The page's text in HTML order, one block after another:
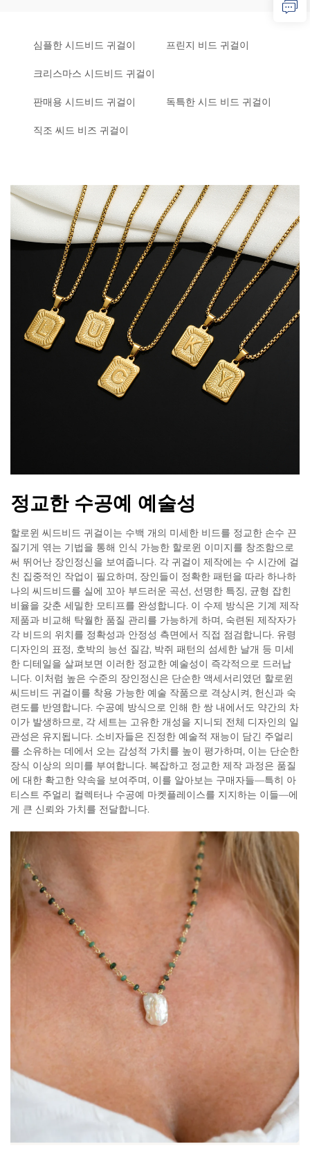
심플한 시드비드 귀걸이 프린지 비드 귀걸이
크리스마스 시드비드 귀걸이
판매용 시드비드 귀걸이 독특한 시드 비드 귀걸이
직조 씨드 비즈 귀걸이
정교한 수공예 예술성
할로윈 씨드비드 귀걸이는 수백 개의 미세한 비드를 정교한 손수 끈
질기게 엮는 기법을 통해 인식 가능한 할로윈 이미지를 창조함으로
써 뛰어난 장인정신을 보여줍니다. 각 귀걸이 제작에는 수 시간에 걸
친 집중적인 작업이 필요하며, 장인들이 정확한 패턴을 따라 하나하
나의 씨드비드를 실에 꼬아 부드러운 곡선, 선명한 특징, 균형 잡힌
비율을 갖춘 세밀한 모티프를 완성합니다. 이 수제 방식은 기계 제작
제품과 비교해 탁월한 품질 관리를 가능하게 하며, 숙련된 제작자가
각 비드의 위치를 정확성과 안정성 측면에서 직접 점검합니다. 유령
디자인의 표정, 호박의 능선 질감, 박쥐 패턴의 섬세한 날개 등 미세
한 디테일을 살펴보면 이러한 정교한 예술성이 즉각적으로 드러납
니다. 이처럼 높은 수준의 장인정신은 단순한 액세서리였던 할로윈
씨드비드 귀걸이를 착용 가능한 예술 작품으로 격상시켜, 헌신과 숙
련도를 반영합니다. 수공예 방식으로 인해 한 쌍 내에서도 약간의 차
이가 발생하므로, 각 세트는 고유한 개성을 지니되 전체 디자인의 일
관성은 유지됩니다. 소비자들은 진정한 예술적 재능이 담긴 주얼리
를 소유하는 데에서 오는 감성적 가치를 높이 평가하며, 이는 단순한
장식 이상의 의미를 부여합니다. 복잡하고 정교한 제작 과정은 품질
에 대한 확고한 약속을 보여주며, 이를 알아보는 구매자들—특히 아
티스트 주얼리 컬렉터나 수공예 마켓플레이스를 지지하는 이들—에
게 큰 신뢰와 가치를 전달합니다.